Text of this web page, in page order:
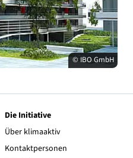
© IBO GmbH
Die Initiative
Über klimaaktiv
Kontaktpersonen